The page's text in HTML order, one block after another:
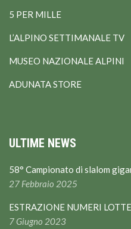
5 PER MILLE
L’ALPINO SETTIMANALE TV
MUSEO NAZIONALE ALPINI
ADUNATA STORE
ULTIME NEWS
58° Campionato di slalom
27 Febbraio 2025
ESTRAZIONE NUMERI
7 Giugno 2023